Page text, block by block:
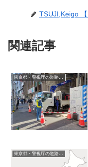
TSUJI,Keigo
関連記事
東京都・警視庁の道路使用許可申請